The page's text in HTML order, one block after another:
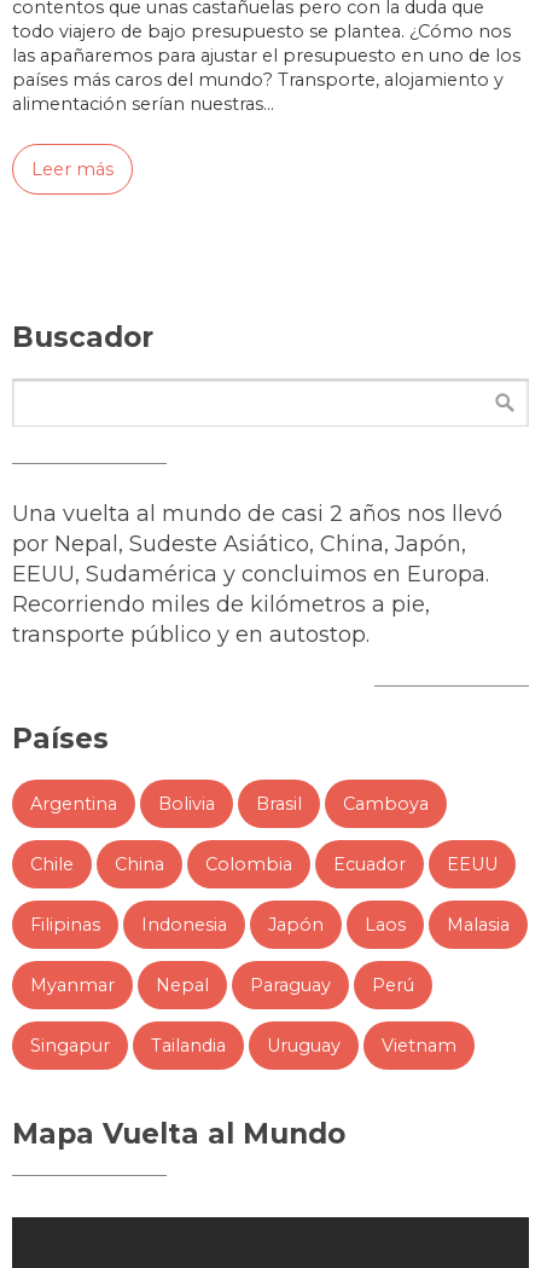
contentos que unas castañuelas pero con la duda que
todo viajero de bajo presupuesto se plantea. ¿Cómo nos
las apañaremos para ajustar el presupuesto en uno de los
países más caros del mundo? Transporte, alojamiento y
alimentación serían nuestras…
Leer más
Buscador
Una vuelta al mundo de casi 2 años nos llevó
por Nepal, Sudeste Asiático, China, Japón,
EEUU, Sudamérica y concluimos en Europa.
Recorriendo miles de kilómetros a pie,
transporte público y en autostop.
Países
Argentina Bolivia Brasil Camboya
Chile China Colombia Ecuador EEUU
Filipinas Indonesia Japón Laos Malasia
Myanmar Nepal Paraguay Perú
Singapur Tailandia Uruguay Vietnam
Mapa Vuelta al Mundo